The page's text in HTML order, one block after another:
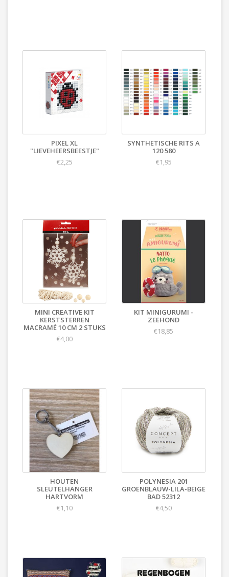
PIXEL XL
"LIEVEHEERSBEESTJE"
€2,25
SYNTHETISCHE RITS A
120 580
€1,95
MINI CREATIVE KIT
KERSTSTERREN
MACRAMÉ 10 CM 2 STUKS
€4,00
KIT MINIGURUMI -
ZEEHOND
€18,85
HOUTEN
SLEUTELHANGER
HARTVORM
€1,10
POLYNESIA 201
GROENBLAUW-LILA-BEIGE
BAD 52312
€4,50